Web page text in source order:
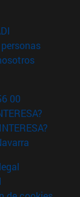
en nueva
(abre en
(abre en
00